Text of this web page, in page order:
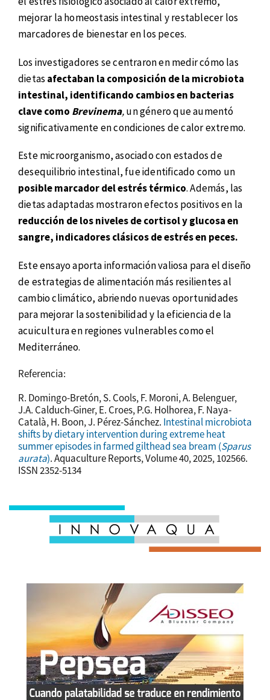
mejorar la homeostasis intestinal y restablecer los
marcadores de bienestar en los peces.
Los investigadores se centraron en medir cómo las
dietas afectaban la composición de la microbiota
intestinal, identificando cambios en bacterias
clave como Brevinema,un género que aumentó
significativamente en condiciones de calor extremo.
Este microorganismo, asociado con estados de
desequilibrio intestinal, fue identificado como un
posible marcador del estrés térmico. Además, las
dietas adaptadas mostraron efectos positivos en la
reducción de los niveles de cortisol y glucosa en
sangre, indicadores clásicos de estrés en peces.
Este ensayo aporta información valiosa para el diseño
de estrategias de alimentación más resilientes al
cambio climático, abriendo nuevas oportunidades
para mejorar la sostenibilidad y la eficiencia de la
acuicultura en regiones vulnerables como el
Mediterráneo.
Referencia:
R. Domingo-Bretón, S. Cools, F. Moroni, A. Belenguer,
J.A. Calduch-Giner, E. Croes, P.G. Holhorea, F. Naya-
Català, H. Boon, J. Pérez-Sánchez. Intestinal microbiota
shifts by dietary intervention during extreme heat
summer episodes in farmed gilthead sea bream (Sparus
aurata). Aquaculture Reports, Volume 40, 2025, 102566.
ISSN 2352-5134